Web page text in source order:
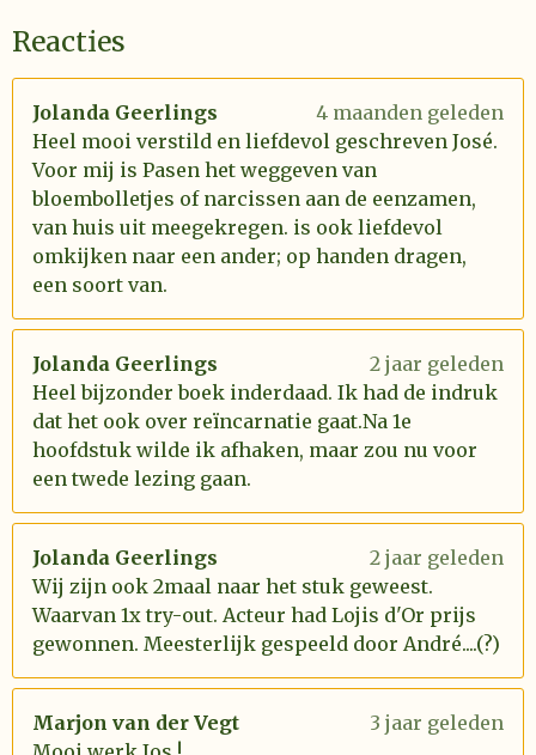
Reacties
Jolanda Geerlings
4 maanden geleden
Heel mooi verstild en liefdevol geschreven José.
Voor mij is Pasen het weggeven van
bloembolletjes of narcissen aan de eenzamen,
van huis uit meegekregen. is ook liefdevol
omkijken naar een ander; op handen dragen,
een soort van.
Jolanda Geerlings
2 jaar geleden
Heel bijzonder boek inderdaad. Ik had de indruk
dat het ook over reïncarnatie gaat.Na 1e
hoofdstuk wilde ik afhaken, maar zou nu voor
een twede lezing gaan.
Jolanda Geerlings
2 jaar geleden
Wij zijn ook 2maal naar het stuk geweest.
Waarvan 1x try-out. Acteur had Lojis d'Or prijs
gewonnen. Meesterlijk gespeeld door André....(?)
Marjon van der Vegt
3 jaar geleden